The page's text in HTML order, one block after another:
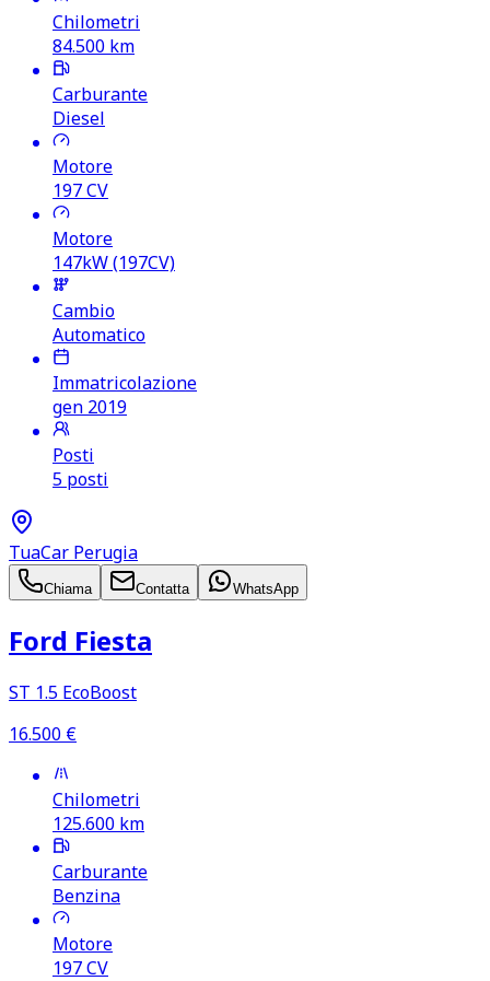
Chilometri
84.500 km
Carburante
Diesel
Motore
197CV
Motore
147kW (197CV)
Cambio
Automatico
Immatricolazione
gen 2019
Posti
5 posti
TuaCar Perugia
Chiama Contatta WhatsApp
Ford Fiesta
ST 1.5 EcoBoost
16.500 €
Chilometri
125.600 km
Carburante
Benzina
Motore
197CV